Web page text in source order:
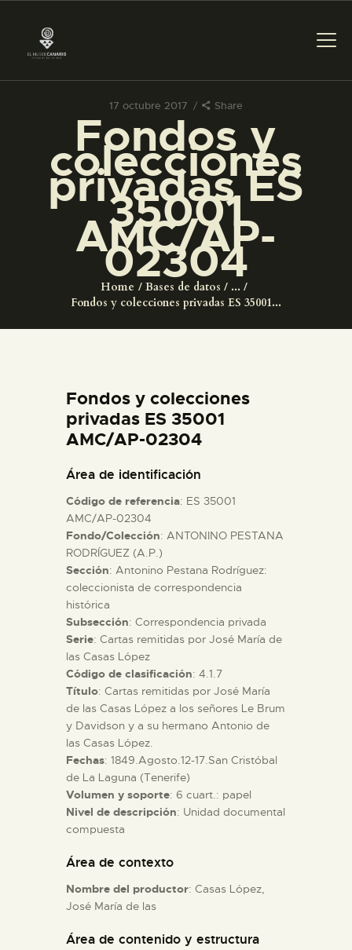
17 octubre 2017 Share
Fondos y
colecciones
privadas ES
35001
AMC/AP-
02304
Home Bases de datos
...
Fondos y colecciones privadas ES 35001...
PREPARAR LA VISITA
ACTIVIDADES
█
EL MUSEO
ESPAÑOL
ACTIVIDADES
█
EL MUSEO
COLECCIONES
DIDÁCTICA
ESPAÑOL
Fondos y colecciones
privadas ES 35001
AMC/AP-02304
Área de identificación
Código de referencia: ES 35001
AMC/AP-02304
Fondo/Colección: ANTONINO PESTANA
RODRÍGUEZ (A.P.)
Sección: Antonino Pestana Rodríguez:
coleccionista de correspondencia
histórica
Subsección: Correspondencia privada
Serie: Cartas remitidas por José María de
las Casas López
Código de clasificación: 4.1.7
Título: Cartas remitidas por José María
de las Casas López a los señores Le Brum
y Davidson y a su hermano Antonio de
las Casas López.
Fechas: 1849.Agosto.12-17.San Cristóbal
de La Laguna (Tenerife)
Volumen y soporte: 6 cuart.: papel
Nivel de descripción: Unidad documental
compuesta
Área de contexto
Nombre del productor: Casas López,
José María de las
Área de contenido y estructura